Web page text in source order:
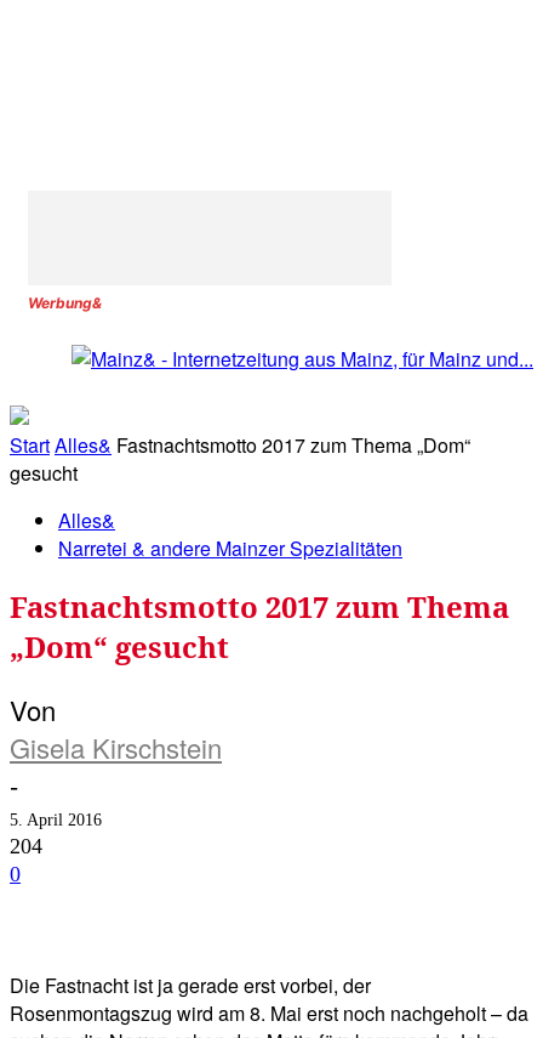
Werbung&
StartAlles& Fastnachtsmotto 2017 zum Thema „Dom“
gesucht
Alles&
Narretei & andere Mainzer Spezialitäten
Fastnachtsmotto 2017 zum Thema
„Dom“ gesucht
Von
Gisela Kirschstein
-
5. April 2016
204
0
Die Fastnacht ist ja gerade erst vorbei, der
Rosenmontagszug wird am 8. Mai erst noch nachgeholt – da